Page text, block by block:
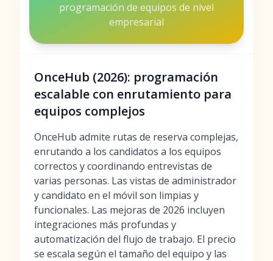
programación de equipos de nivel
empresarial
OnceHub (2026): programación
escalable con enrutamiento para
equipos complejos
OnceHub admite rutas de reserva complejas,
enrutando a los candidatos a los equipos
correctos y coordinando entrevistas de
varias personas. Las vistas de administrador
y candidato en el móvil son limpias y
funcionales. Las mejoras de 2026 incluyen
integraciones más profundas y
automatización del flujo de trabajo. El precio
se escala según el tamaño del equipo y las